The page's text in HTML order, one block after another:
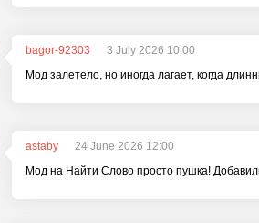
bagor-92303
3 July 2026 10:00
Мод залетело, но иногда лагает, когда
astaby
24 June 2026 12:00
Мод на Найти Слово просто пушка!